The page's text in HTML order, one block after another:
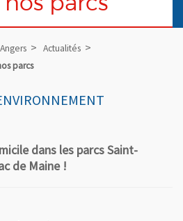
Actualités
parcs
dans les parcs Saint-
de Maine !